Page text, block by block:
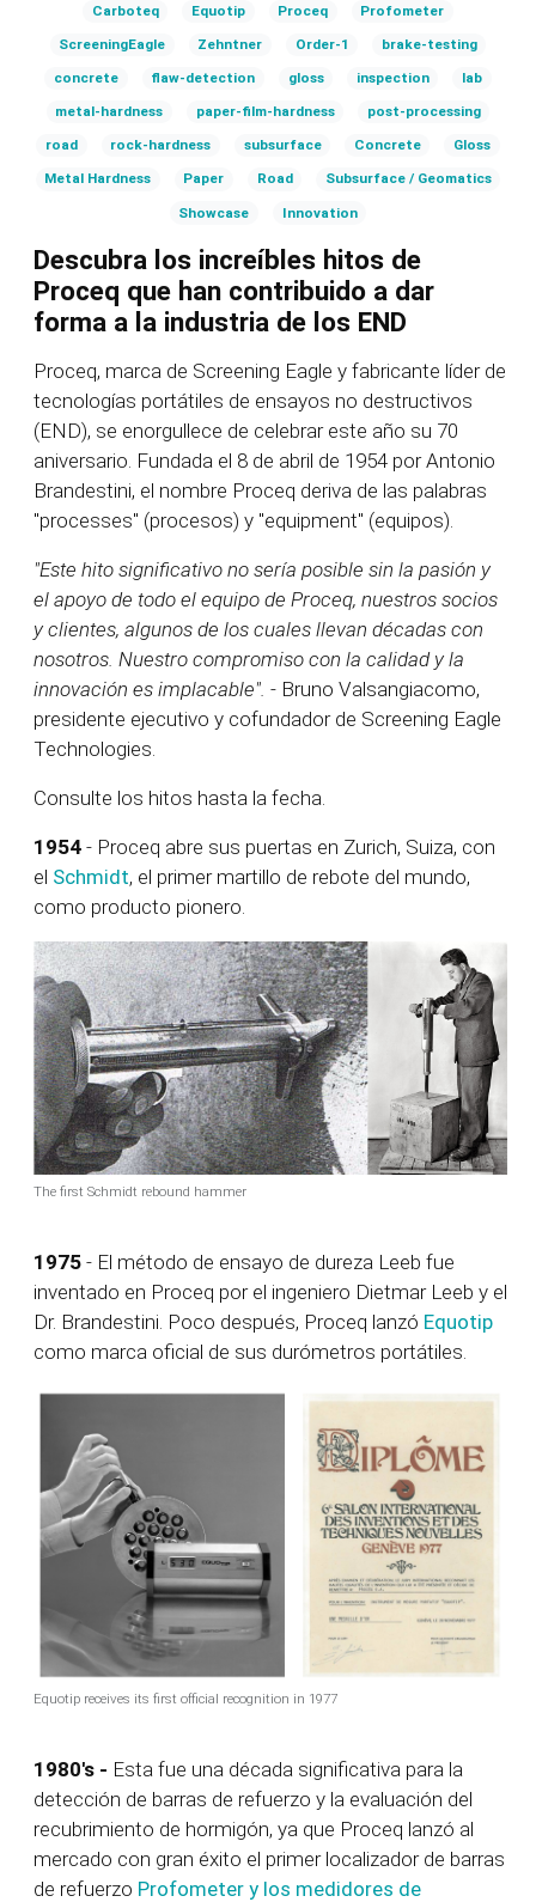
Carboteq Equotip Proceq Profometer
ScreeningEagle Zehntner Order-1 brake-testing
concrete flaw-detection gloss inspection lab
metal-hardness paper-film-hardness post-processing
road rock-hardness subsurface Concrete Gloss
Metal Hardness Paper Road Subsurface / Geomatics
Showcase Innovation
Descubra los increíbles hitos de
Proceq que han contribuido a dar
forma a la industria de los END
Proceq, marca de Screening Eagle y fabricante líder de
tecnologías portátiles de ensayos no destructivos
(END), se enorgullece de celebrar este año su 70
aniversario. Fundada el 8 de abril de 1954 por Antonio
Brandestini, el nombre Proceq deriva de las palabras
"processes" (procesos) y "equipment" (equipos).
"Este hito significativo no sería posible sin la pasión y
el apoyo de todo el equipo de Proceq, nuestros socios
y clientes, algunos de los cuales llevan décadas con
nosotros. Nuestro compromiso con la calidad y la
innovación es implacable". - Bruno Valsangiacomo,
presidente ejecutivo y cofundador de Screening Eagle
Technologies.
Consulte los hitos hasta la fecha.
1954 - Proceq abre sus puertas en Zurich, Suiza, con
el Schmidt, el primer martillo de rebote del mundo,
como producto pionero.
The first Schmidt rebound hammer
1975 - El método de ensayo de dureza Leeb fue
inventado en Proceq por el ingeniero Dietmar Leeb y el
Dr. Brandestini. Poco después, Proceq lanzó Equotip
como marca oficial de sus durómetros portátiles.
Equotip receives its first official recognition in 1977
1980's - Esta fue una década significativa para la
detección de barras de refuerzo y la evaluación del
recubrimiento de hormigón, ya que Proceq lanzó al
mercado con gran éxito el primer localizador de barras
de refuerzo Profometer y los medidores de